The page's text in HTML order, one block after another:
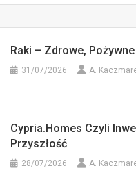
Raki – Zdrowe,
31/07/2026 A.
Cypria.homes Czyli
Przyszłość
28/07/2026 A.